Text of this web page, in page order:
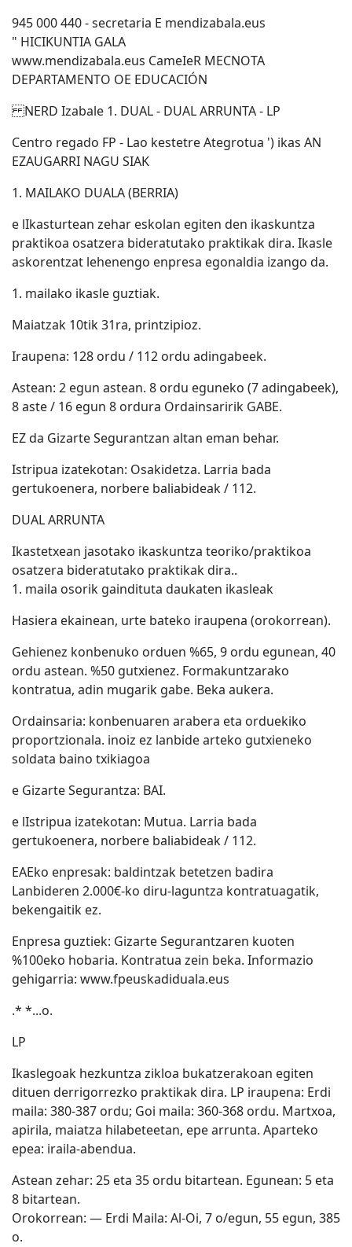
945 000 440 - secretaria E mendizabala.eus
" HICIKUNTIA GALA
www.mendizabala.eus CameIeR MECNOTA
DEPARTAMENTO OE EDUCACIÓN
NERD Izabale 1. DUAL - DUAL ARRUNTA - LP
Centro regado FP - Lao kestetre Ategrotua ') ikas AN
EZAUGARRI NAGU SIAK
1. MAILAKO DUALA (BERRIA)
e lIkasturtean zehar eskolan egiten den ikaskuntza
praktikoa osatzera bideratutako praktikak dira. Ikasle
askorentzat lehenengo enpresa egonaldia izango da.
1. mailako ikasle guztiak.
Maiatzak 10tik 31ra, printzipioz.
Iraupena: 128 ordu / 112 ordu adingabeek.
Astean: 2 egun astean. 8 ordu eguneko (7 adingabeek),
8 aste / 16 egun 8 ordura Ordainsaririk GABE.
EZ da Gizarte Segurantzan altan eman behar.
Istripua izatekotan: Osakidetza. Larria bada
gertukoenera, norbere baliabideak / 112.
DUAL ARRUNTA
Ikastetxean jasotako ikaskuntza teoriko/praktikoa
osatzera bideratutako praktikak dira..
1. maila osorik gaindituta daukaten ikasleak
Hasiera ekainean, urte bateko iraupena (orokorrean).
Gehienez konbenuko orduen %65, 9 ordu egunean, 40
ordu astean. %50 gutxienez. Formakuntzarako
kontratua, adin mugarik gabe. Beka aukera.
Ordainsaria: konbenuaren arabera eta orduekiko
proportzionala. inoiz ez lanbide arteko gutxieneko
soldata baino txikiagoa
e Gizarte Segurantza: BAI.
e lIstripua izatekotan: Mutua. Larria bada
gertukoenera, norbere baliabideak / 112.
EAEko enpresak: baldintzak betetzen badira
Lanbideren 2.000€-ko diru-laguntza kontratuagatik,
bekengaitik ez.
Enpresa guztiek: Gizarte Segurantzaren kuoten
%100eko hobaria. Kontratua zein beka. Informazio
gehigarria: www.fpeuskadiduala.eus
.* *...o.
LP
Ikaslegoak hezkuntza zikloa bukatzerakoan egiten
dituen derrigorrezko praktikak dira. LP iraupena: Erdi
maila: 380-387 ordu; Goi maila: 360-368 ordu. Martxoa,
apirila, maiatza hilabeteetan, epe arrunta. Aparteko
epea: iraila-abendua.
Astean zehar: 25 eta 35 ordu bitartean. Egunean: 5 eta
8 bitartean.
Orokorrean: — Erdi Maila: Al-Oi, 7 o/egun, 55 egun, 385
o.